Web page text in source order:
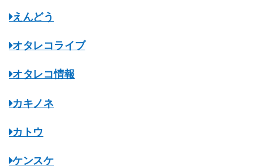
えんどう
オタレコライブ
オタレコ情報
カキノネ
カトウ
ケンスケ